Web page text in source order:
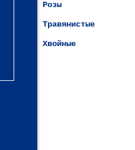
Розы
Травянистые
Хвойные